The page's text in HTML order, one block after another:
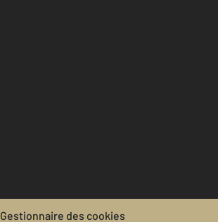
Gestionnaire des cookies